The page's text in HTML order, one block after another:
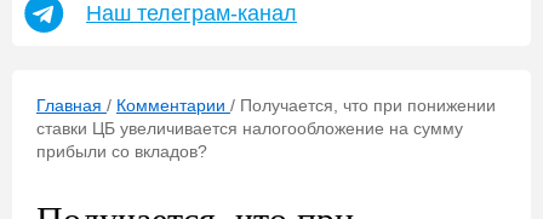
Наш телеграм-канал
Главная / Комментарии / Получается, что при понижении
ставки ЦБ увеличивается налогообложение на сумму
прибыли со вкладов?